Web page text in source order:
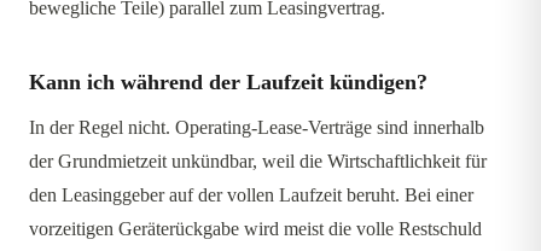
bewegliche Teile) parallel zum Leasingvertrag.
Kann ich während der Laufzeit kündigen?
In der Regel nicht. Operating-Lease-Verträge sind innerhalb
der Grundmietzeit unkündbar, weil die Wirtschaftlichkeit für
den Leasinggeber auf der vollen Laufzeit beruht. Bei einer
vorzeitigen Geräterückgabe wird meist die volle Restschuld